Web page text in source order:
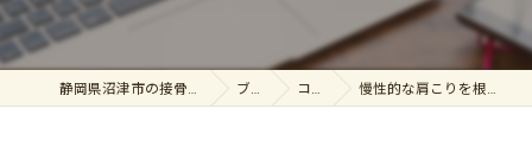
静岡県沼津市の接骨院ならあり接骨院 ブログ コラム 慢性的な肩こりを根本から改善する方法